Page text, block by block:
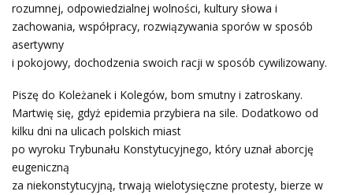
rozumnej, odpowiedzialnej wolności, kultury słowa i
zachowania, współpracy, rozwiązywania sporów w sposób
asertywny
i pokojowy, dochodzenia swoich racji w sposób cywilizowany.
Piszę do Koleżanek i Kolegów, bom smutny i zatroskany.
Martwię się, gdyż epidemia przybiera na sile. Dodatkowo od
kilku dni na ulicach polskich miast
po wyroku Trybunału Konstytucyjnego, który uznał aborcję
eugeniczną
za niekonstytucyjną, trwają wielotysięczne protesty, bierze w